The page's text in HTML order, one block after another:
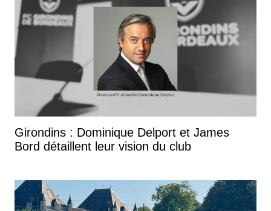
Girondins : Dominique Delport et James
Bord détaillent leur vision du club